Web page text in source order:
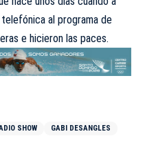
al programa de
e hicieron las paces.
SHOW
GABI DESANGLES